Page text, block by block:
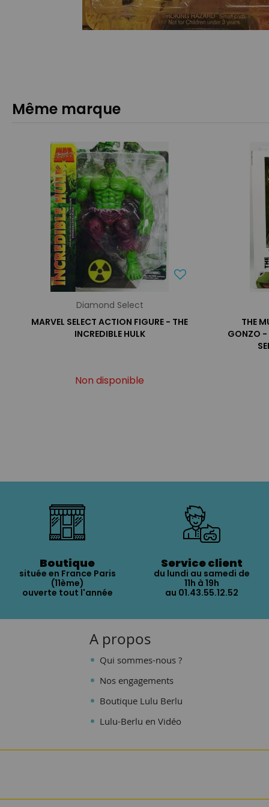
Même marque
Diamond Select
MARVEL SELECT ACTION FIGURE - THE
INCREDIBLE HULK
Non disponible
THE
GONZO -
Boutique
située en France Paris
(11ème)
ouverte tout l'année
Service client
du lundi au samedi de
11h à 19h
au 01.43.55.12.52
A propos
Qui sommes-nous ?
Nos engagements
Boutique Lulu Berlu
Lulu-Berlu en Vidéo